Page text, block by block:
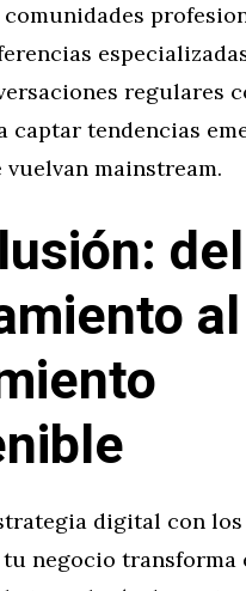
regulares
captar tendencias
vuelvan mainstream.
del
al
digital con los
negocio transforma